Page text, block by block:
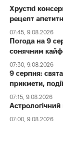
Хрусткі
рецепт
07:45, 9.08.2026
Погода на 9
сонячним
07:30, 9.08.2026
9 серпня:
прикмети, події
07:15, 9.08.2026
07:00, 9.08.2026